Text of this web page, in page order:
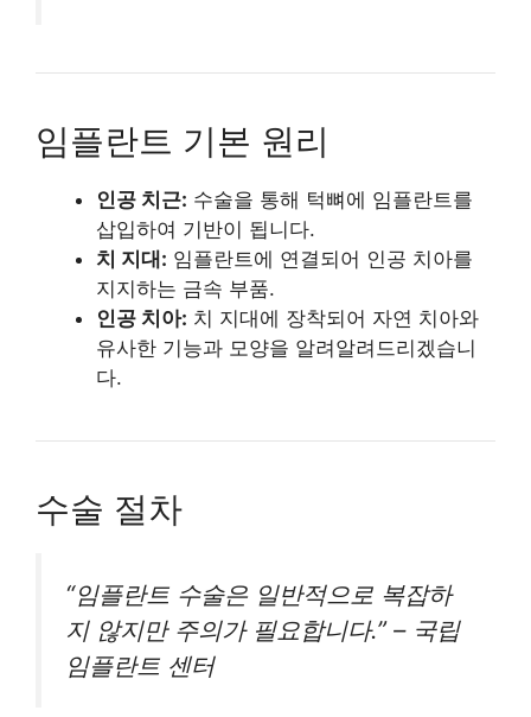
임플란트 기본 원리
인공 치근: 수술을 통해 턱뼈에 임플란트를
삽입하여 기반이 됩니다.
치 지대: 임플란트에 연결되어 인공 치아를
지지하는 금속 부품.
인공 치아: 치 지대에 장착되어 자연 치아와
유사한 기능과 모양을 알려알려드리겠습니
다.
수술 절차
“임플란트 수술은 일반적으로 복잡하
지 않지만 주의가 필요합니다.” – 국립
임플란트 센터